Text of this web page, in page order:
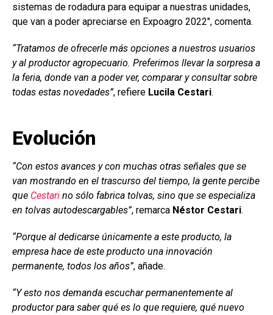
sistemas de rodadura para equipar a nuestras unidades,
que van a poder apreciarse en Expoagro 2022″, comenta.
“Tratamos de ofrecerle más opciones a nuestros usuarios
y al productor agropecuario. Preferimos llevar la sorpresa a
la feria, donde van a poder ver, comparar y consultar sobre
todas estas novedades”, refiere Lucila Cestari.
Evolución
“Con estos avances y con muchas otras señales que se
van mostrando en el trascurso del tiempo, la gente percibe
que Cestari no sólo fabrica tolvas, sino que se especializa
en tolvas autodescargables”, remarca Néstor Cestari.
“Porque al dedicarse únicamente a este producto, la
empresa hace de este producto una innovación
permanente, todos los años”, añade.
“Y esto nos demanda escuchar permanentemente al
productor para saber qué es lo que requiere, qué nuevo